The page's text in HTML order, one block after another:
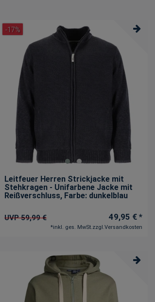
-17%
Leitfeuer Herren Strickjacke mit
Stehkragen - Unifarbene Jacke mit
Reißverschluss, Farbe: dunkelblau
UVP 59,99 € 49,95 € *
*inkl. ges. MwSt.zzgl.Versandkosten